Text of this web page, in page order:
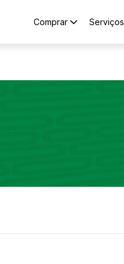
Comprar Serviços